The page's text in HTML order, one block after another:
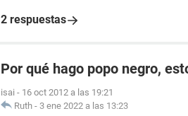
2 respuestas
Por qué hago popo negro,
isai - 16 oct 2012 a las 19:21
Ruth - 3 ene 2022 a las 13:23